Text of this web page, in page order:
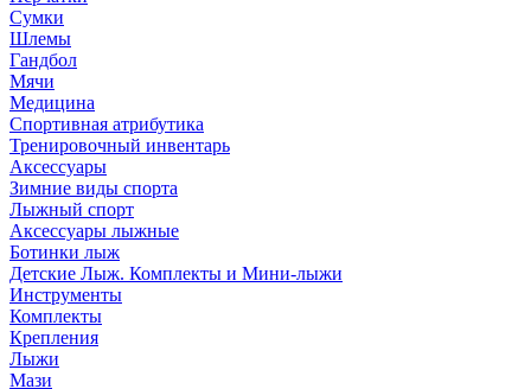
Сумки
Шлемы
Гандбол
Мячи
Медицина
Спортивная атрибутика
Тренировочный инвентарь
Аксессуары
Зимние виды спорта
Лыжный спорт
Аксессуары лыжные
Ботинки лыж
Детские Лыж. Комплекты и Мини-лыжи
Инструменты
Комплекты
Крепления
Лыжи
Мази